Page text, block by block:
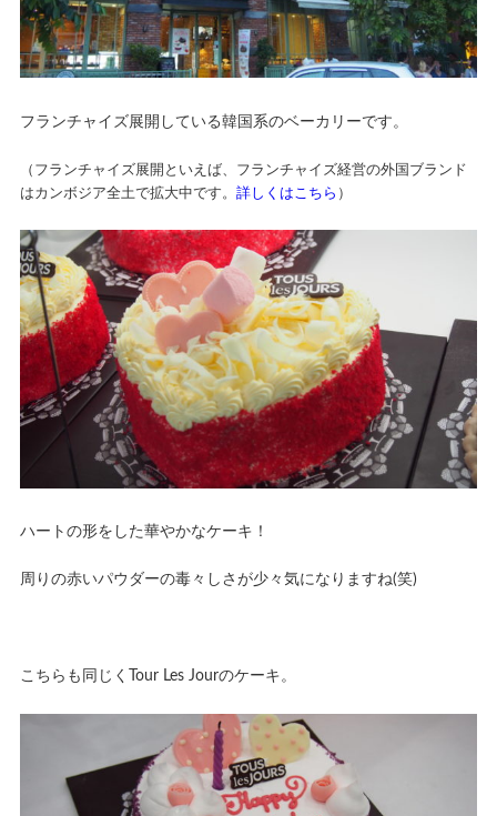
フランチャイズ展開している韓国系のベーカリーです。
（フランチャイズ展開といえば、フランチャイズ経営の外国ブランド
はカンボジア全土で拡大中です。 詳しくはこちら ）
ハートの形をした華やかなケーキ！
周りの赤いパウダーの毒々しさが少々気になりますね(笑)
こちらも同じくTour Les Jourのケーキ。